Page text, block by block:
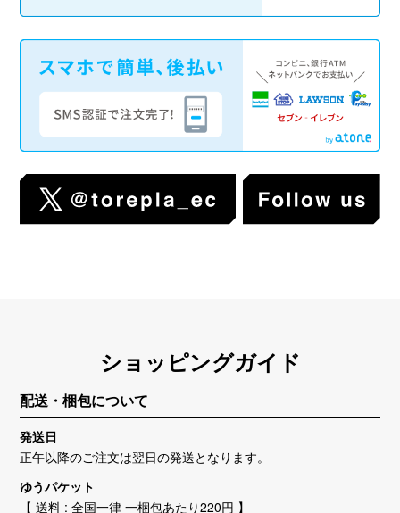
ショッピングガイド
配送・梱包について
発送日
正午以降のご注文は翌日の発送となります。
ゆうパケット
【 送料 : 全国一律 一梱包あたり220円 】